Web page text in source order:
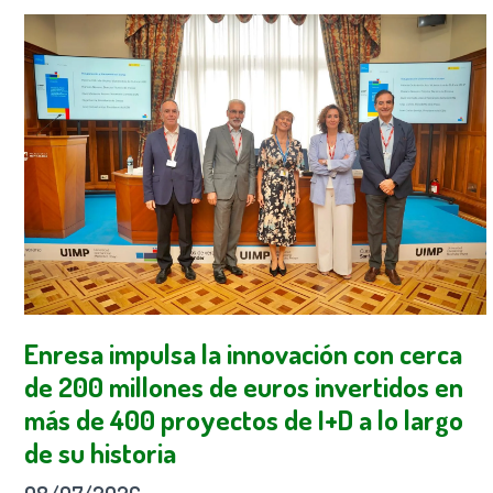
Enresa impulsa la innovación con cerca
de 200 millones de euros invertidos en
más de 400 proyectos de I+D a lo largo
de su historia